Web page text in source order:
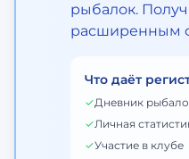
рыбалок.
расширенным
Что даёт
✓Дневник
✓Личная
✓Участие в клубе